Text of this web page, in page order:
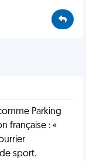
Parking
française : «
sport.